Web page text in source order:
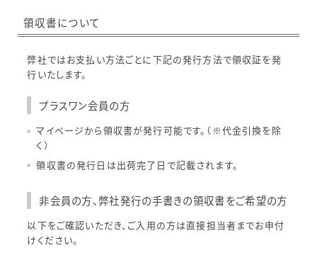
領収書について
弊社ではお支払い方法ごとに下記の発行方法で領収証を発
行いたします。
プラスワン会員の方
マイページから領収書が発行可能です。（※代金引換を除
く）
領収書の発行日は出荷完了日で記載されます。
非会員の方、弊社発行の手書きの領収書をご希望の方
以下をご確認いただき、ご入用の方は直接担当者までお申付
けください。